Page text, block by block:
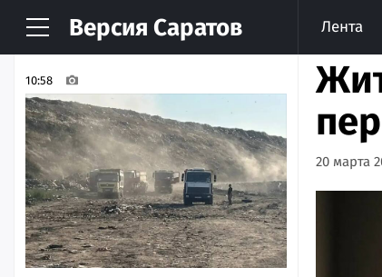
Версия Саратов Лента
НОВОСТИ АРХИВ
10:58
20 марта